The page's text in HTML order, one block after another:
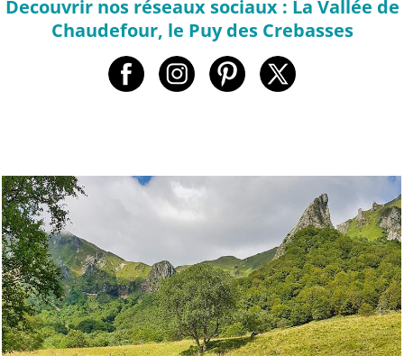
Decouvrir nos réseaux sociaux : La Vallée de
Chaudefour, le Puy des Crebasses